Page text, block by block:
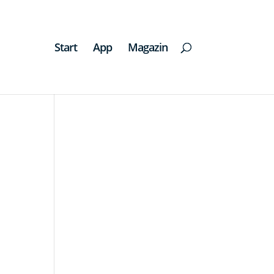
Start App Magazin